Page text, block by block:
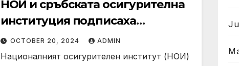
НОИ и сръбската осигурителна
институция подписаха
споразумение за електронен
обмен на данни
OCTOBER 20, 2024 ADMIN
Националният осигурителен институт (НОИ)